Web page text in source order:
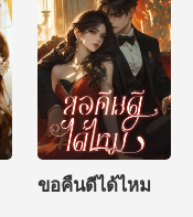
ขอคืนดีได้ไหม